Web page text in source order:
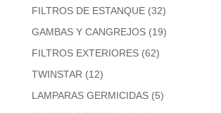
FILTROS DE ESTANQUE (32)
GAMBAS Y CANGREJOS (19)
FILTROS EXTERIORES (62)
TWINSTAR (12)
LAMPARAS GERMICIDAS (5)